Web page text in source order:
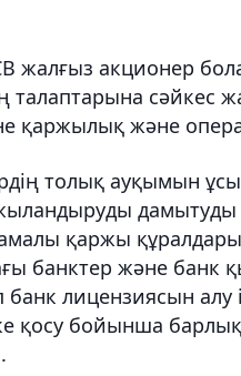
жалғыз акционер
талаптарына сәйкес
қаржылық және
толық ауқымын
дамытуды
қаржы
банктер және банк
банк лицензиясын
қосу бойынша